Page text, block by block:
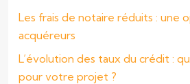
Les frais de notaire réduits : une
acquéreurs
L’évolution des taux du crédit :
pour votre projet ?